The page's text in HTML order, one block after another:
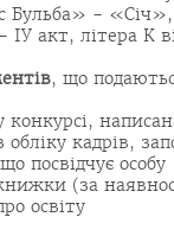
Бульба» -
акт, літера К
, що
конкурсі,
обліку кадрів,
посвідчує особу
(за
освіту